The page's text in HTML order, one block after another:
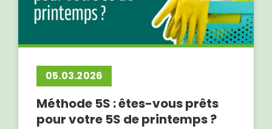
05.03.2026
Méthode 5S : êtes-vous prêts
pour votre 5S de printemps ?